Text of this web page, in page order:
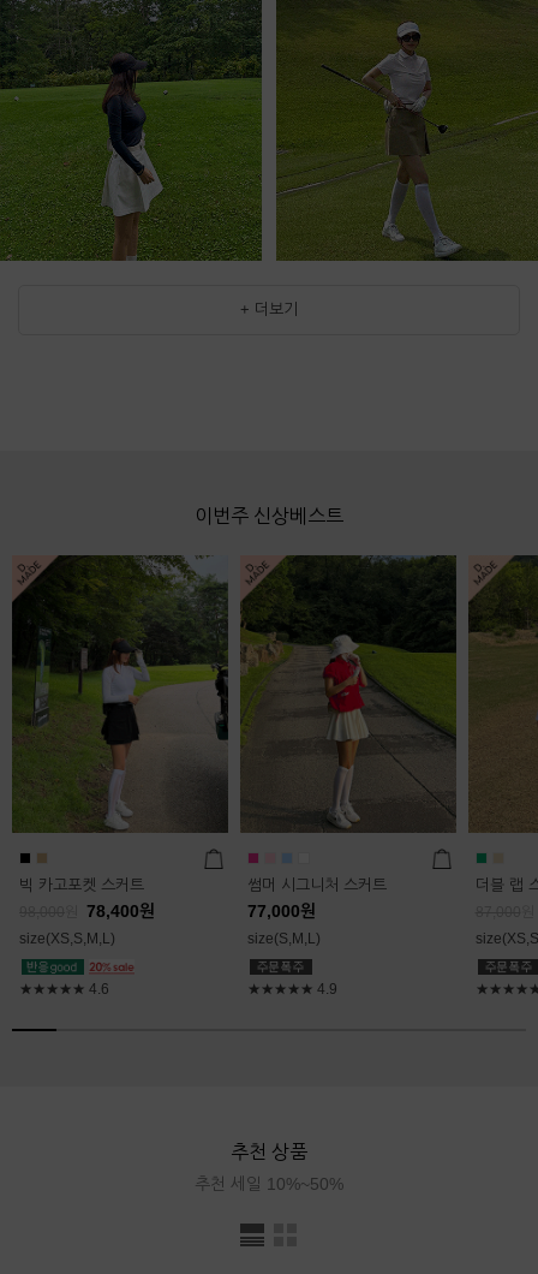
+ 더보기
이번주 신상베스트
빅 카고포켓 스커트
78,400원
size(XS,S,M,L)
★★★★★ 4.6
썸머 시그니처 스커트
77,000원
size(S,M,L)
★★★★★ 4.9
더블 랩
추천 상품
추천 세일 10%~50%